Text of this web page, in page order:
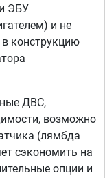
ЭБУ
и не
конструкцию
ДВС,
возможно
(лямбда
сэкономить на
опции и